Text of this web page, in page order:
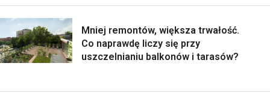
Mniej remontów, większa trwałość.
Co naprawdę liczy się przy
uszczelnianiu balkonów i tarasów?